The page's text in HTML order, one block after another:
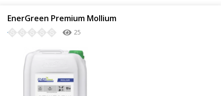
EnerGreen Premium Mollium
25